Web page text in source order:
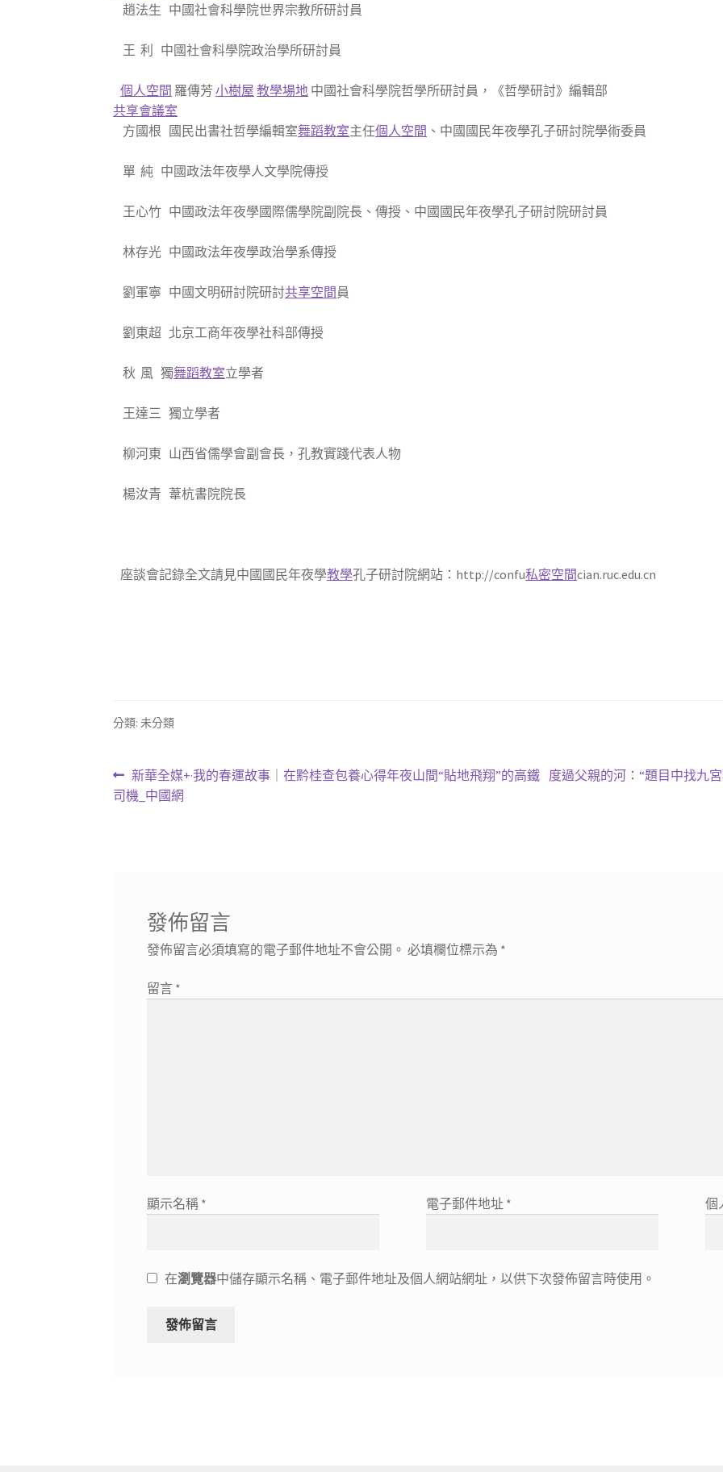
趙法生 中國社會科學院世界宗教所研討員
王 利 中國社會科學院政治學所研討員
個人空間 羅傳芳小樹屋 教學場地 中國社會科學院哲學所研討員，《哲學研討》編輯部
共享會議室
方國根 國民出書社哲學編輯室舞蹈教室主任個人空間 、中國國民年夜學孔子研討院學術委員
單 純 中國政法年夜學人文學院傳授
王心竹 中國政法年夜學國際儒學院副院長、傳授、中國國民年夜學孔子研討院研討員
林存光 中國政法年夜學政治學系傳授
劉軍寧 中國文明研討院研討共享空間員
劉東超 北京工商年夜學社科部傳授
秋 風 獨舞蹈教室立學者
王達三 獨立學者
柳河東 山西省儒學會副會長，孔教實踐代表人物
楊汝青 葦杭書院院長
座談會記錄全文請見中國國民年夜學教學孔子研討院網站：http://confu私密空間cian.ruc.edu.cn
分類: 未分類
文
章
上
一
新華全媒+·我的春運故事｜在黔桂查包養心得年夜山間“貼地飛翔”的高鐵
司機_中國網
下
度過父親的河：“題目中找九
發佈留言
發佈留言必須填寫的電子郵件地址不會公開。 必填欄位標示為 *
留言 *
顯示名稱 * 電子郵件地址 * 個
在瀏覽器中儲存顯示名稱、電子郵件地址及個人網站網址，以供下次發佈留言時使用。